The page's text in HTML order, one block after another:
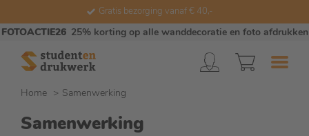
Gratis bezorging vanaf € 40,-
FOTOACTIE26 25% korting op alle wanddecoratie en foto afdrukken
Home Samenwerking
Samenwerking